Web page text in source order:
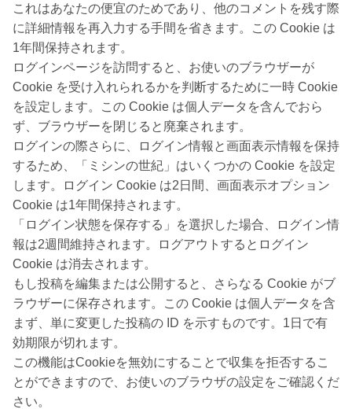
これはあなたの便宜のためであり、他のコメントを残す際
に詳細情報を再入力する手間を省きます。この Cookie は
1年間保持されます。
ログインページを訪問すると、お使いのブラウザーが
Cookie を受け入れられるかを判断するために一時 Cookie
を設定します。この Cookie は個人データを含んでおら
ず、ブラウザーを閉じると廃棄されます。
ログインの際さらに、ログイン情報と画面表示情報を保持
するため、「ミシンの世紀」はいくつかの Cookie を設定
します。ログイン Cookie は2日間、画面表示オプション
Cookie は1年間保持されます。
「ログイン状態を保存する」を選択した場合、ログイン情
報は2週間維持されます。ログアウトするとログイン
Cookie は消去されます。
もし投稿を編集または公開すると、さらなる Cookie がブ
ラウザーに保存されます。この Cookie は個人データを含
まず、単に変更した投稿の ID を示すものです。1日で有
効期限が切れます。
この機能はCookieを無効にすることで収集を拒否するこ
とができますので、お使いのブラウザの設定をご確認くだ
さい。